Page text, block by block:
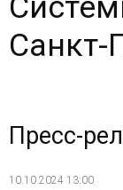
Санкт-
Пресс-
10.10.2024 13:00